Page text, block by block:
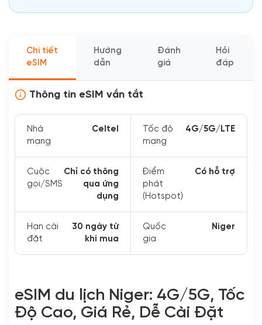
Chi tiết
eSIM
Hướng
dẫn
Đánh
giá
Hỏi
đáp
Thông tin eSIM vắn tắt
Nhà
mạng
Celtel
Tốc độ
mạng
4G/5G/LTE
Cuộc
gọi/SMS
Chỉ có thông
qua ứng
dụng
Điểm
phát
(Hotspot)
Có hỗ trợ
Hạn cài
đặt
30 ngày từ
khi mua
Quốc
gia
Niger
eSIM du lịch Niger: 4G/5G, Tốc
Độ Cao, Giá Rẻ, Dễ Cài Đặt